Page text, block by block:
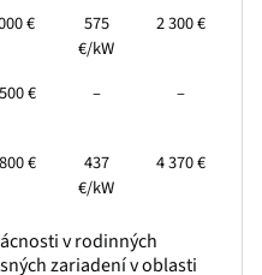
€
575
€/kW
2 300 €
€ – –
€
437
€/kW
4 370 €
v rodinných
zariadení v oblasti